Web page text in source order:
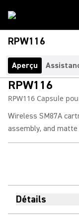
RPW116
Aperçu
RPW116
RPW116 Capsule
Wireless SM87A
assembly, and
Détails